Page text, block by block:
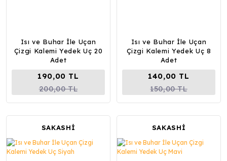
Isı ve Buhar İle Uçan
Çizgi Kalemi Yedek Uç 20
Adet
190,00 TL
200,00 TL
Isı ve Buhar İle Uçan
Çizgi Kalemi Yedek Uç 8
Adet
140,00 TL
150,00 TL
SAKASHİ SAKASHİ